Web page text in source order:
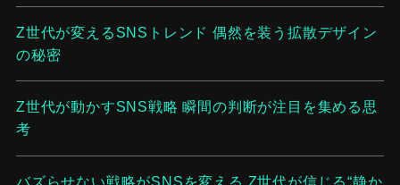
Z世代が変えるSNSトレンド 偶然を装う拡散デザイン
の秘密
Z世代が動かすSNS戦略 瞬間の判断が注目を集める思
考
バズらせない戦略がSNSを変える Z世代が信じる“静か